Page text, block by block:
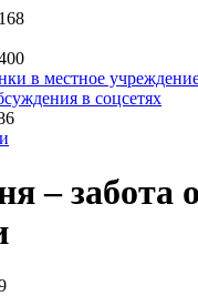
в местное
в соцсетях
– забота